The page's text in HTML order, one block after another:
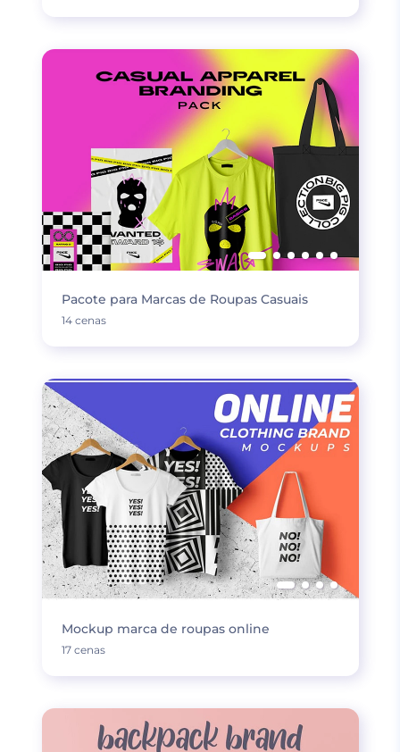
Pacote para Marcas de Roupas Casuais
14 cenas
Mockup marca de roupas online
17 cenas